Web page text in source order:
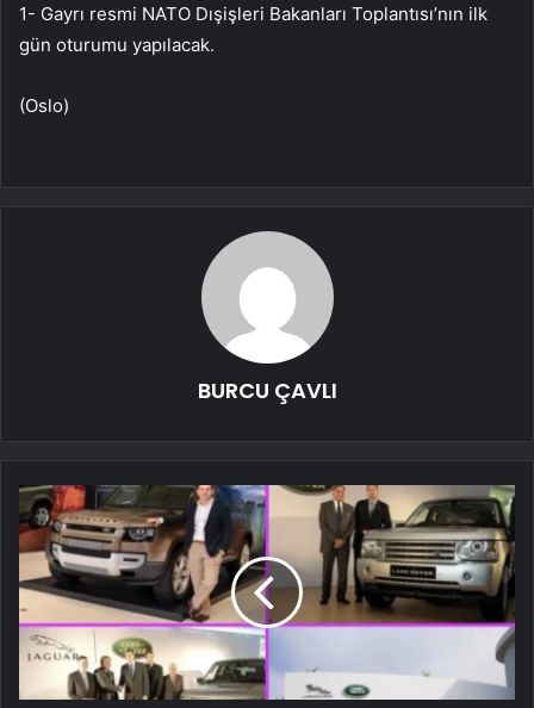
1- Gayrı resmi NATO Dışişleri Bakanları Toplantısı’nın ilk
gün oturumu yapılacak.
(Oslo)
BURCU ÇAVLI